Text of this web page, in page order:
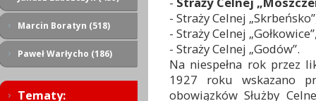
Marcin Boratyn (518)
Paweł Warłycho (186)
Tematy:
- Straży Celnej
- Straży Celnej
- Straży Celnej „Godów”.
Na niespełna rok przez
1927 roku wskazano
obowiązków Służby